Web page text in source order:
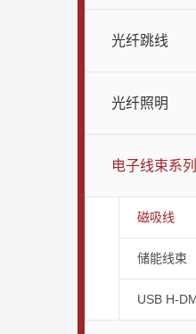
光纤跳线
光纤照明
电子线束系列
磁吸线
储能线束
USB H-